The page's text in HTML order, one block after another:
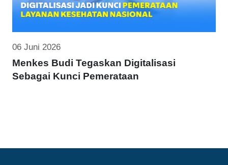
06 Juni 2026
Menkes Budi Tegaskan Digitalisasi
Sebagai Kunci Pemerataan